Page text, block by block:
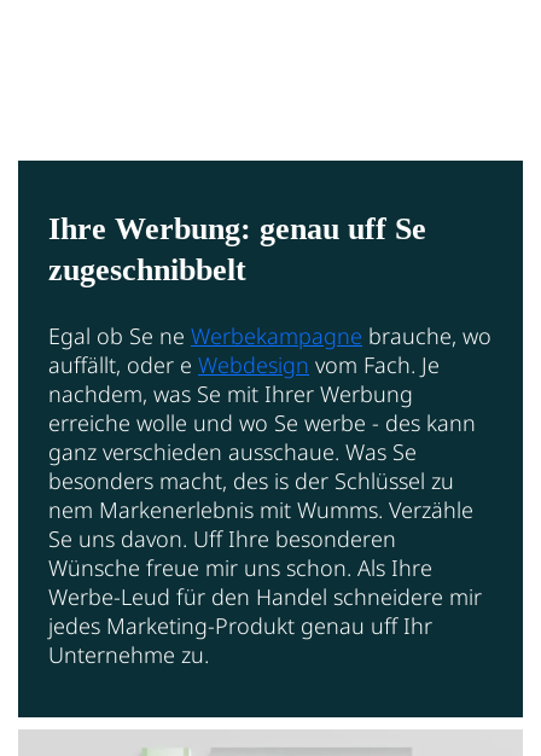
Ihre Werbung: genau uff Se
zugeschnibbelt
Egal ob Se ne Werbekampagne brauche, wo
auffällt, oder e Webdesign vom Fach. Je
nachdem, was Se mit Ihrer Werbung
erreiche wolle und wo Se werbe - des kann
ganz verschieden ausschaue. Was Se
besonders macht, des is der Schlüssel zu
nem Markenerlebnis mit Wumms. Verzähle
Se uns davon. Uff Ihre besonderen
Wünsche freue mir uns schon. Als Ihre
Werbe-Leud für den Handel schneidere mir
jedes Marketing-Produkt genau uff Ihr
Unternehme zu.